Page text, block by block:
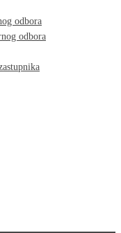
odbora
odbora